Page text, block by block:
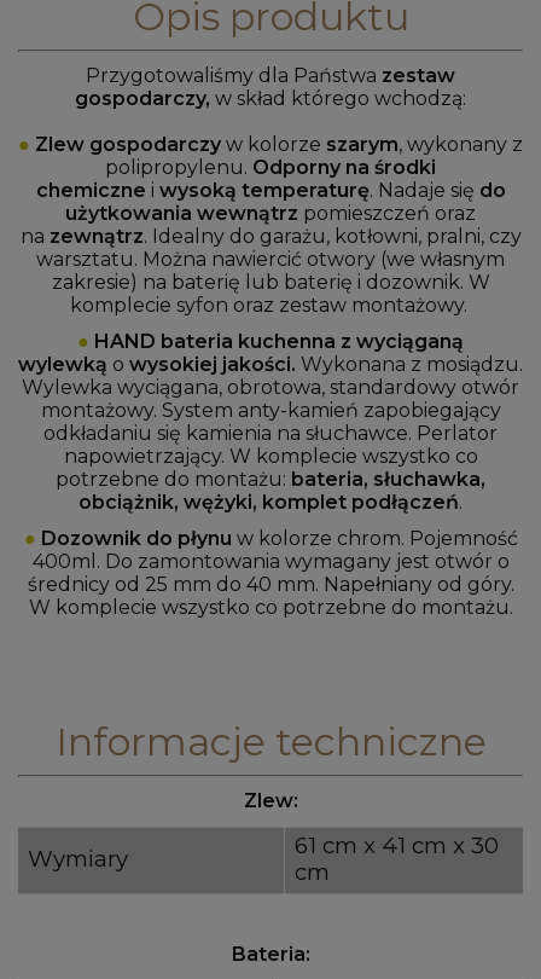
Opis produktu
Przygotowaliśmy dla Państwa zestaw
gospodarczy, w skład którego wchodzą:
● Zlew gospodarczy w kolorze szarym, wykonany z
polipropylenu. Odporny na środki
chemiczne i wysoką temperaturę. Nadaje się do
użytkowania wewnątrz pomieszczeń oraz
na zewnątrz. Idealny do garażu, kotłowni, pralni, czy
warsztatu. Można nawiercić otwory (we własnym
zakresie) na baterię lub baterię i dozownik. W
komplecie syfon oraz zestaw montażowy.
● HAND bateria kuchenna z wyciąganą
wylewką o wysokiej jakości. Wykonana z mosiądzu.
Wylewka wyciągana, obrotowa, standardowy otwór
montażowy. System anty-kamień zapobiegający
odkładaniu się kamienia na słuchawce. Perlator
napowietrzający. W komplecie wszystko co
potrzebne do montażu: bateria, słuchawka,
obciążnik, wężyki, komplet podłączeń.
● Dozownik do płynu w kolorze chrom. Pojemność
400ml. Do zamontowania wymagany jest otwór o
średnicy od 25 mm do 40 mm. Napełniany od góry.
W komplecie wszystko co potrzebne do montażu.
Informacje techniczne
Zlew:
Wymiary
61 cm x 41 cm x 30
cm
Bateria: